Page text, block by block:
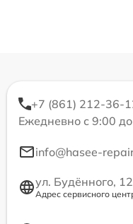
+7 (861) 212-36-
Ежедневно с 9:00
info@hasee-
ул. Будённого,
Адрес сервисного